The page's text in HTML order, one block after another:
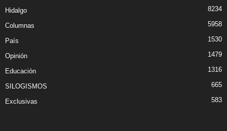
Hidalgo 8234
Columnas 5958
País 1530
Opinión 1479
Educación 1316
SILOGISMOS 665
Exclusivas 583